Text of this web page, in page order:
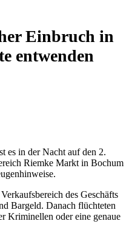
Einbruch in
entwenden
es in der Nacht auf den 2.
Riemke Markt in Bochum
des Geschäfts
Bargeld. Danach flüchteten
Kriminellen oder eine genaue